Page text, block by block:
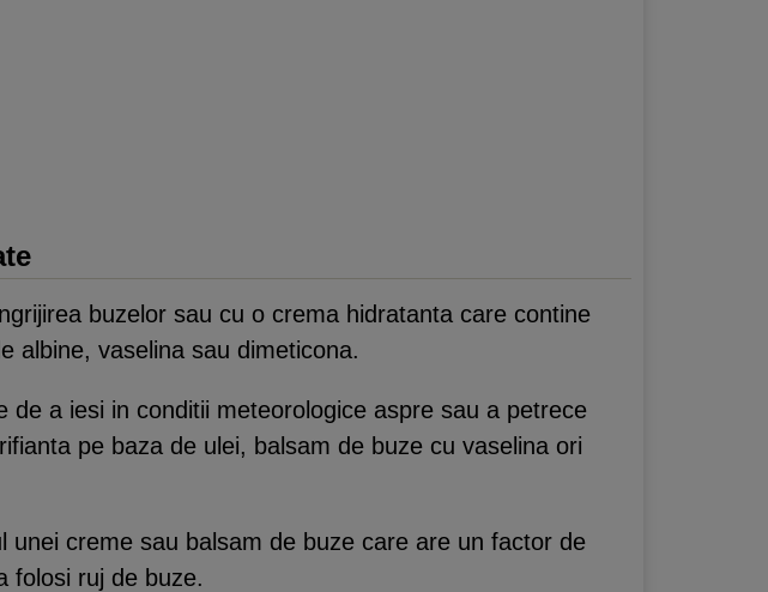
buzelor sau cu o crema hidratanta care contine
albine, vaselina sau dimeticona.
a iesi in conditii meteorologice aspre sau a petrece
pe baza de ulei, balsam de buze cu vaselina ori
creme sau balsam de buze care are un factor de
folosi ruj de buze.